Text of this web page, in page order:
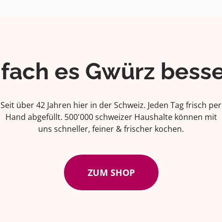
es Gwürz
Seit über 42 Jahren hier in der Schweiz. Jeden Tag frisch per
Hand abgefüllt. 500'000 schweizer Haushalte können mit
uns schneller, feiner & frischer kochen.
ZUM SHOP